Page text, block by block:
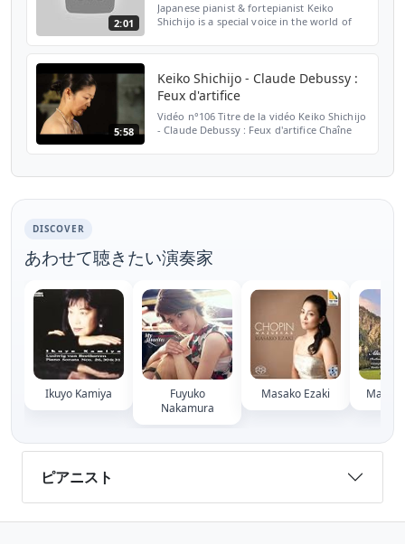
2:01
Japanese pianist & fortepianist Keiko
Shichijo is a special voice in the world of
5:58
Keiko Shichijo - Claude Debussy :
Feux d'artifice
Vidéo n°106 Titre de la vidéo Keiko Shichijo
- Claude Debussy : Feux d'artifice Chaîne
DISCOVER
あわせて聴きたい演奏家
Ikuyo Kamiya
Fuyuko
Nakamura
Masako Ezaki
ピアニスト